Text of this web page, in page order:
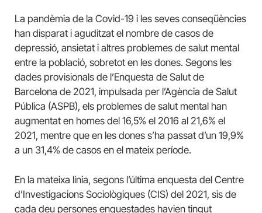
La pandèmia de la Covid-19 i les seves conseqüències
han disparat i aguditzat el nombre de casos de
depressió, ansietat i altres problemes de salut mental
entre la població, sobretot en les dones. Segons les
dades provisionals de l’Enquesta de Salut de
Barcelona de 2021, impulsada per l’Agència de Salut
Pública (ASPB), els problemes de salut mental han
augmentat en homes del 16,5% el 2016 al 21,6% el
2021, mentre que en les dones s’ha passat d’un 19,9%
a un 31,4% de casos en el mateix període.
En la mateixa línia, segons l’última enquesta del Centre
d’Investigacions Sociològiques (CIS) del 2021, sis de
cada deu persones enquestades havien tingut